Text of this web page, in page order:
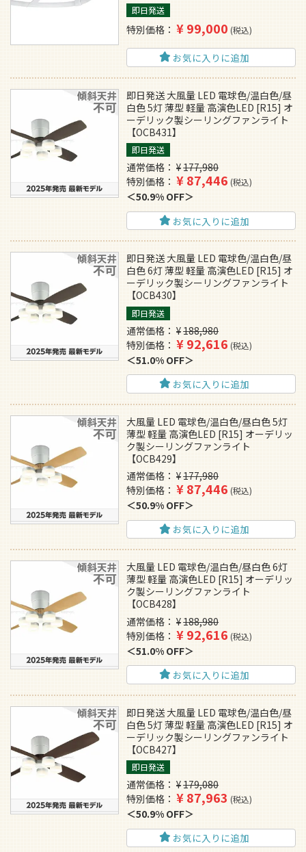
即日発送
特別価格 ¥99,000 税込
お気に入りに追加
即日発送 大風量 LED 電球色/温白色/昼
白色 5灯 薄型 軽量 高演色LED [R15] オ
ーデリック製シーリングファンライト
【OCB431】
即日発送
通常価格 ¥177,980
特別価格
¥87,446 税込
50.9% OFF
お気に入りに追加
即日発送 大風量 LED 電球色/温白色/昼
白色 6灯 薄型 軽量 高演色LED [R15] オ
ーデリック製シーリングファンライト
【OCB430】
即日発送
通常価格 ¥188,980
特別価格
¥92,616 税込
51.0% OFF
お気に入りに追加
大風量 LED 電球色/温白色/昼白色 5灯
薄型 軽量 高演色LED [R15] オーデリッ
ク製シーリングファンライト
【OCB429】
通常価格
¥177,980
特別価格
¥87,446 税込
50.9% OFF
お気に入りに追加
大風量 LED 電球色/温白色/昼白色 6灯
薄型 軽量 高演色LED [R15] オーデリッ
ク製シーリングファンライト
【OCB428】
通常価格
¥188,980
特別価格
¥92,616 税込
51.0% OFF
お気に入りに追加
即日発送 大風量 LED 電球色/温白色/昼
白色 5灯 薄型 軽量 高演色LED [R15] オ
ーデリック製シーリングファンライト
【OCB427】
即日発送
通常価格 ¥179,080
特別価格
¥87,963 税込
50.9% OFF
お気に入りに追加